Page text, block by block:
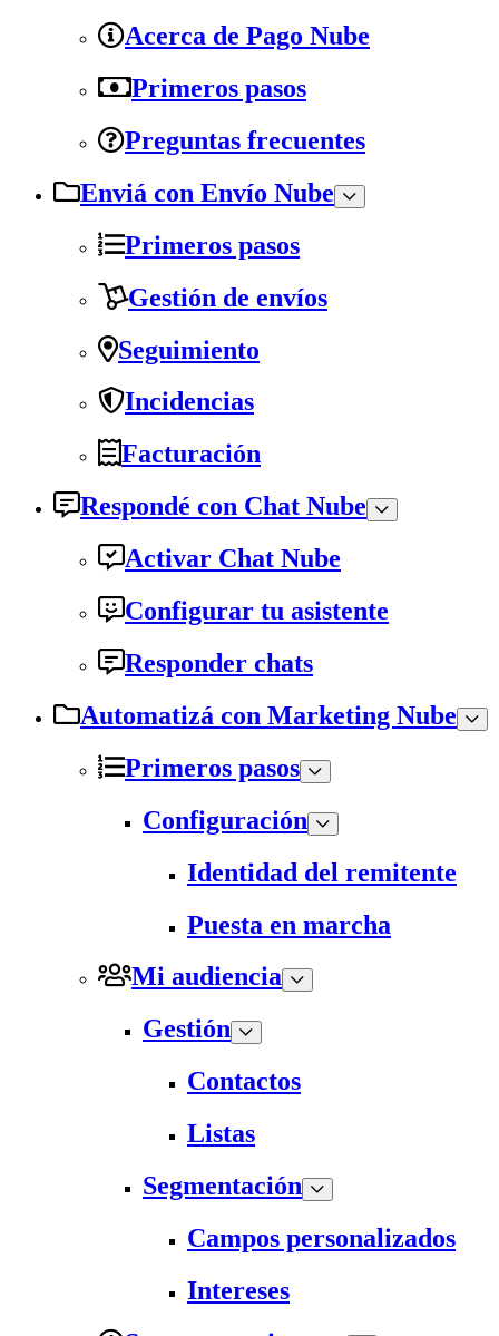
Acerca de Pago Nube
Primeros pasos
Preguntas frecuentes
Enviá con Envío Nube
Primeros pasos
Gestión de envíos
Seguimiento
Incidencias
Facturación
Respondé con Chat Nube
Activar Chat Nube
Configurar tu asistente
Responder chats
Automatizá con Marketing Nube
Primeros pasos
Configuración
Identidad del remitente
Puesta en marcha
Mi audiencia
Gestión
Contactos
Listas
Segmentación
Campos personalizados
Intereses